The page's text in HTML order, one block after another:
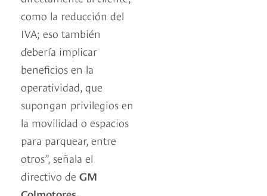
como la reducción del
IVA; eso también
debería implicar
beneficios en la
operatividad, que
supongan privilegios en
la movilidad o espacios
para parquear, entre
otros”, señala el
directivo de GM